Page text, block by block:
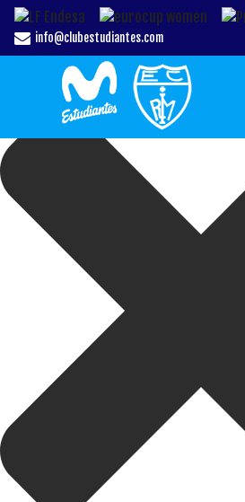
Gestionar el Consentimiento de las
info@clubestudiantes.com